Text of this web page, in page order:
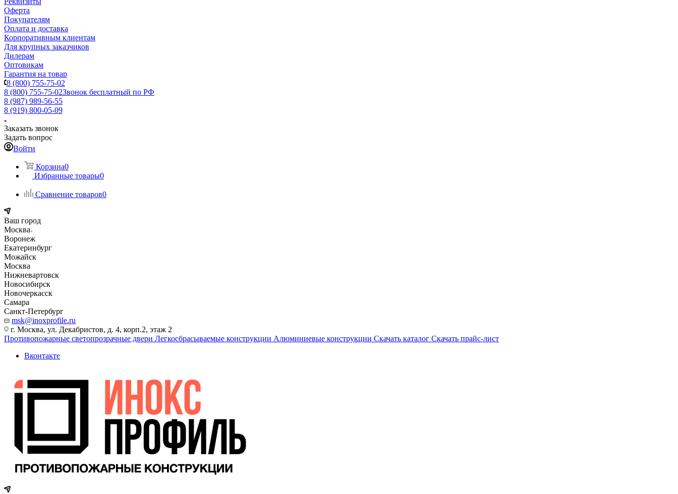
Оферта
Покупателям
Оплата и доставка
Корпоративным клиентам
Для крупных заказчиков
Дилерам
Оптовикам
Гарантия на товар
8 (800) 755-75-02
8 (800) 755-75-02Звонок бесплатный по РФ
8 (987) 989-56-55
8 (919) 800-05-09
Заказать звонок
Задать вопрос
Войти
Корзина0
Избранные товары0
Сравнение товаров0
Ваш город
Москва
Воронеж
Екатеринбург
Можайск
Москва
Нижневартовск
Новосибирск
Новочеркасск
Самара
Санкт-Петербург
msk@inoxprofile.ru
г. Москва, ул. Декабристов, д. 4, корп.2, этаж 2
Противопожарные светопрозрачные двери Легкосбрасываемые конструкции Алюминиевые конструкции Скачать каталог Скачать прайс-лист
Вконтакте